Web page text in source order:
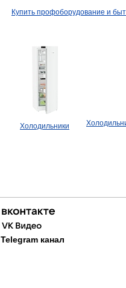
Купить профоборудование и
Холодильники
Telegram канал